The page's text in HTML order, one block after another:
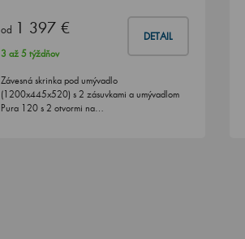
od 1 397 € DETAIL
3 až 5 týždňov
Závesná skrinka pod umývadlo
(1200x445x520) s 2 zásuvkami a umývadlom
Pura 120 s 2 otvormi na…